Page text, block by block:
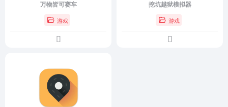
万物皆可赛车
游戏
挖坑越狱模拟器
游戏